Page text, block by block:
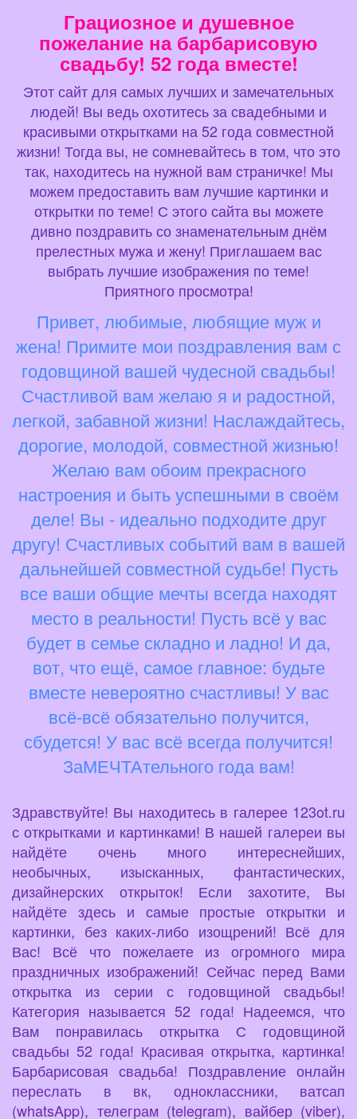
Грациозное и душевное
пожелание на барбарисовую
свадьбу! 52 года вместе!
Этот сайт для самых лучших и замечательных
людей! Вы ведь охотитесь за свадебными и
красивыми открытками на 52 года совместной
жизни! Тогда вы, не сомневайтесь в том, что это
так, находитесь на нужной вам страничке! Мы
можем предоставить вам лучшие картинки и
открытки по теме! С этого сайта вы можете
дивно поздравить со знаменательным днём
прелестных мужа и жену! Приглашаем вас
выбрать лучшие изображения по теме!
Приятного просмотра!
Привет, любимые, любящие муж и
жена! Примите мои поздравления вам с
годовщиной вашей чудесной свадьбы!
Счастливой вам желаю я и радостной,
легкой, забавной жизни! Наслаждайтесь,
дорогие, молодой, совместной жизнью!
Желаю вам обоим прекрасного
настроения и быть успешными в своём
деле! Вы - идеально подходите друг
другу! Счастливых событий вам в вашей
дальнейшей совместной судьбе! Пусть
все ваши общие мечты всегда находят
место в реальности! Пусть всё у вас
будет в семье складно и ладно! И да,
вот, что ещё, самое главное: будьте
вместе невероятно счастливы! У вас
всё-всё обязательно получится,
сбудется! У вас всё всегда получится!
ЗаМЕЧТАтельного года вам!
Здравствуйте! Вы находитесь в галерее 123ot.ru
с открытками и картинками! В нашей галереи вы
найдёте очень много интереснейших,
необычных, изысканных, фантастических,
дизайнерских открыток! Если захотите, Вы
найдёте здесь и самые простые открытки и
картинки, без каких-либо изощрений! Всё для
Вас! Всё что пожелаете из огромного мира
праздничных изображений! Сейчас перед Вами
открытка из серии с годовщиной свадьбы!
Категория называется 52 года! Надеемся, что
Вам понравилась открытка С годовщиной
свадьбы 52 года! Красивая открытка, картинка!
Барбарисовая свадьба! Поздравление онлайн
переслать в вк, одноклассники, ватсап
(whatsApp), телеграм (telegram), вайбер (viber),